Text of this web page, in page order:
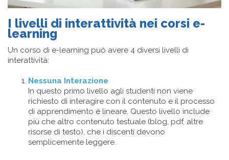
I livelli di interattività nei corsi e-
learning
Un corso di e-learning può avere 4 diversi livelli di
interattività:
Nessuna Interazione
In questo primo livello agli studenti non viene
richiesto di interagire con il contenuto e il processo
di apprendimento è lineare. Questo livello include
più che altro contenuto testuale (blog, pdf, altre
risorse di testo), che i discenti devono
semplicemente leggere.